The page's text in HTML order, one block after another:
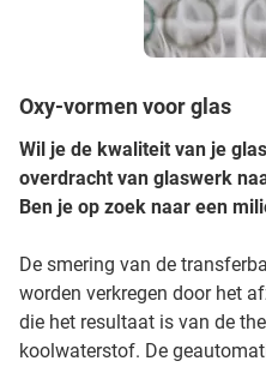
Oxy-vormen voor glas
Wil je de kwaliteit van je
overdracht van glaswerk
Ben je op zoek naar een
De smering van de
worden verkregen door het
die het resultaat is van de
koolwaterstof. De